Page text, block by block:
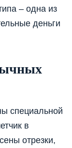
– одна из
деньги
специальной
в
отрезки,